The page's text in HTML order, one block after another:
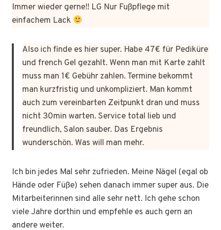
Immer wieder gerne!! LG Nur Fußpflege mit
einfachem Lack
Also ich finde es hier super. Habe 47€ für Pediküre
und french Gel gezahlt. Wenn man mit Karte zahlt
muss man 1€ Gebühr zahlen. Termine bekommt
man kurzfristig und unkompliziert. Man kommt
auch zum vereinbarten Zeitpunkt dran und muss
nicht 30min warten. Service total lieb und
freundlich, Salon sauber. Das Ergebnis
wunderschön. Was will man mehr.
Ich bin jedes Mal sehr zufrieden. Meine Nägel (egal ob
Hände oder Füße) sehen danach immer super aus. Die
Mitarbeiterinnen sind alle sehr nett. Ich gehe schon
viele Jahre dorthin und empfehle es auch gern an
andere weiter.